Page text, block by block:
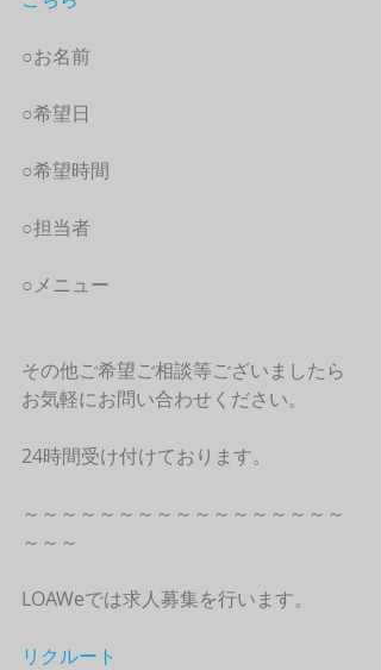
○お名前
○希望日
○希望時間
○担当者
○メニュー
その他ご希望ご相談等ございましたら
お気軽にお問い合わせください。
24時間受け付けております。
～～～～～～～～～～～～～～～～～
～～～
LOAWeでは求人募集を行います。
リクルート